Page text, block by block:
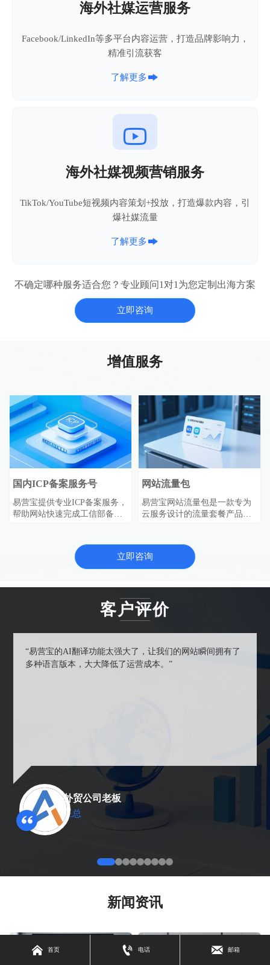
海外社媒运营服务
Facebook/LinkedIn等多平台内容运营，打造品牌影响力，
精准引流获客
了解更多

海外社媒视频营销服务
TikTok/YouTube短视频内容策划+投放，打造爆款内容，引
爆社媒流量
了解更多
不确定哪种服务适合您？专业顾问1对1为您定制出海方案
立即咨询
增值服务
国内ICP备案服务号
易营宝提供专业ICP备案服务，
帮助网站快速完成工信部备案
息服务备案管理办法》要求，
一站式解决备案难题。
网站流量包
易营宝网站流量包是一款专为
云服务设计的流量套餐产品，
用，使用便捷且性价比高，助
力企业高效管理网络资源。
立即咨询
客户评价
“易营宝的AI翻译功能太强大了，让我们的网站瞬间拥有了
多种语言版本，大大降低了运营成本。”
外贸公司老板
王总
新闻资讯
 首页  电话  邮箱